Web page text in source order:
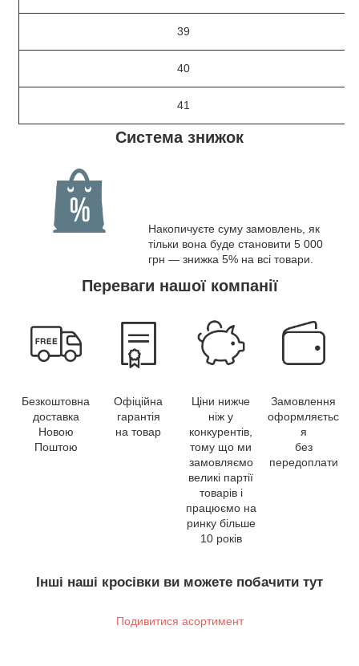
39
40
41
Система знижок
Накопичуєте суму замовлень, як
тільки вона буде становити 5 000
грн — знижка 5% на всі товари.
Переваги нашої компанії
Безкоштовна
доставка
Новою
Поштою
Офіційна
гарантія
на товар
Ціни нижче
ніж у
конкурентів,
тому що ми
замовляємо
великі партії
товарів і
працюємо на
ринку більше
10 років
Замовлення
оформляєтьс
я
без
передоплати
Інші наші кросівки ви можете побачити тут
Подивитися асортимент